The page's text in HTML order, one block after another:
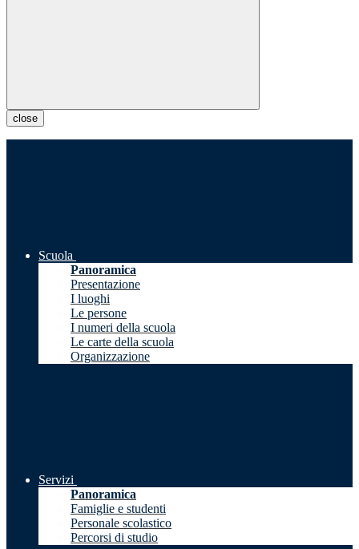
close
Scuola
Panoramica
Presentazione
I luoghi
Le persone
I numeri della scuola
Le carte della scuola
Organizzazione
Servizi
Panoramica
Famiglie e studenti
Personale scolastico
Percorsi di studio